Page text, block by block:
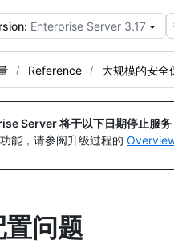
Enterprise Server 3.17
Reference 大规模的安全
Server 将于以下日期停止服务
能，请参阅升级过程的
问题